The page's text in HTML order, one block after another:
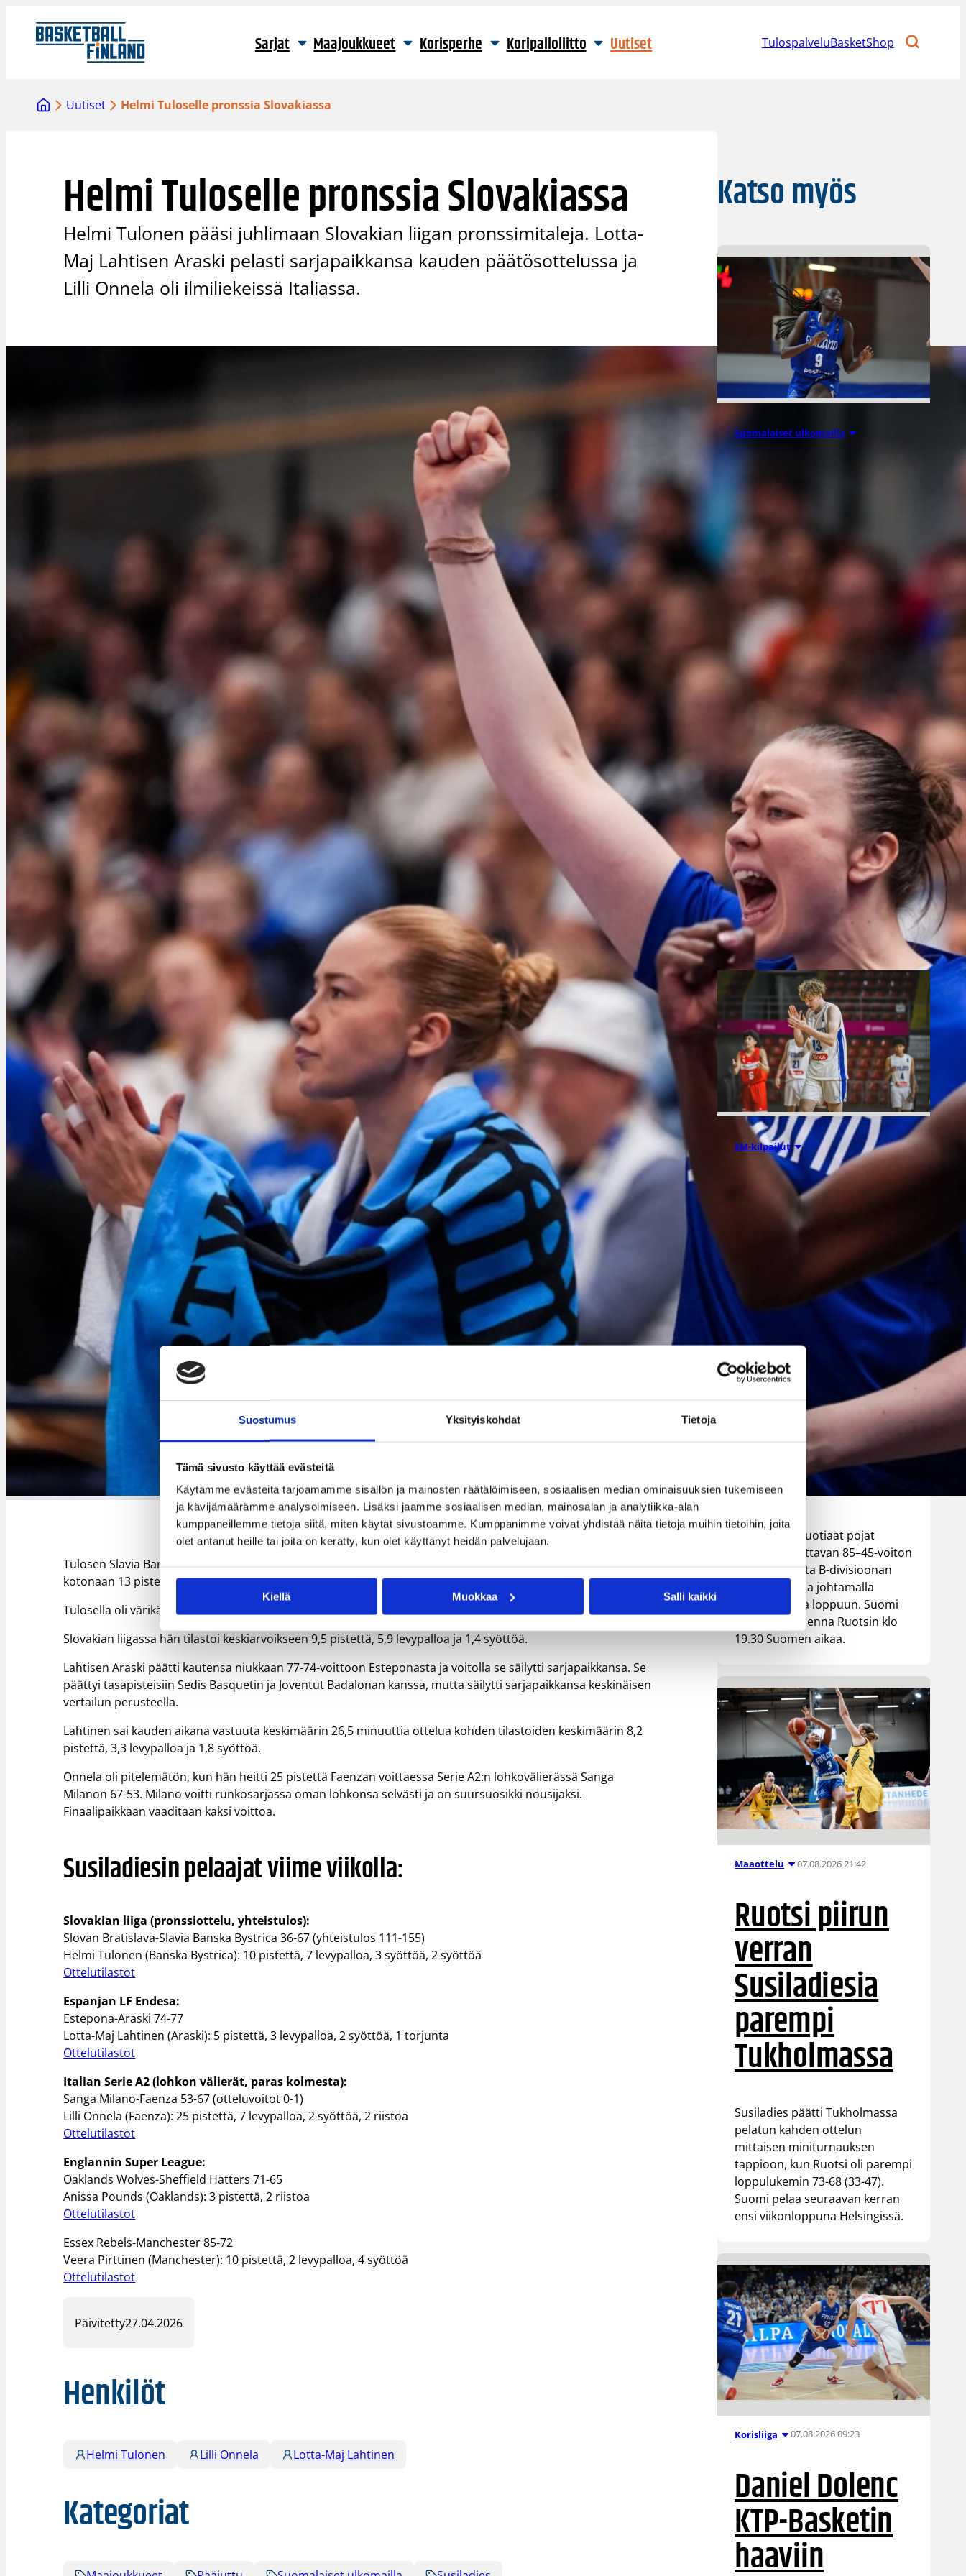
Suostumus Yksityiskohdat Tietoja
Tämä sivusto käyttää evästeitä
Käytämme evästeitä tarjoamamme sisällön ja mainosten räätälöimiseen, sosiaalisen median ominaisuuksien tukemiseen
ja kävijämäärämme analysoimiseen. Lisäksi jaamme sosiaalisen median, mainosalan ja analytiikka-alan
kumppaneillemme tietoja siitä, miten käytät sivustoamme. Kumppanimme voivat yhdistää näitä tietoja muihin tietoihin, joita
olet antanut heille tai joita on kerätty, kun olet käyttänyt heidän palvelujaan.
Kiellä Muokkaa Salli kaikki
sisältöön
Sarjat Maajoukkueet Korisperhe Koripalloliitto Uutiset TulospalveluBasketShop
Uutiset Helmi Tuloselle pronssia Slovakiassa
Helmi Tuloselle pronssia Slovakiassa
Helmi Tulonen pääsi juhlimaan Slovakian liigan pronssimitaleja. Lotta-
Maj Lahtisen Araski pelasti sarjapaikkansa kauden päätösottelussa ja
Lilli Onnela oli ilmiliekeissä Italiassa.
Tulosen Slavia Banska Bystricalla oli jo vankka ote pronssimitaliin sen voitettua ensimmäisen osaottelun
kotonaan 13 pisteen erolla. Se sinetöi mitalin ottamalla selvän 67-36-voiton Slovan Bratislavasta.
Tulosella oli värikäs kausi, joka alkoi Unkarissa, jatkui Espanjassa ja päättyi Slovakiassa.
Slovakian liigassa hän tilastoi keskiarvoikseen 9,5 pistettä, 5,9 levypalloa ja 1,4 syöttöä.
Lahtisen Araski päätti kautensa niukkaan 77-74-voittoon Esteponasta ja voitolla se säilytti sarjapaikkansa. Se
päättyi tasapisteisiin Sedis Basquetin ja Joventut Badalonan kanssa, mutta säilytti sarjapaikkansa keskinäisen
vertailun perusteella.
Lahtinen sai kauden aikana vastuuta keskimäärin 26,5 minuuttia ottelua kohden tilastoiden keskimäärin 8,2
pistettä, 3,3 levypalloa ja 1,8 syöttöä.
Onnela oli pitelemätön, kun hän heitti 25 pistettä Faenzan voittaessa Serie A2:n lohkovälierässä Sanga
Milanon 67-53. Milano voitti runkosarjassa oman lohkonsa selvästi ja on suursuosikki nousijaksi.
Finaalipaikkaan vaaditaan kaksi voittoa.
Susiladiesin pelaajat viime viikolla:
Slovakian liiga (pronssiottelu, yhteistulos):
Slovan Bratislava-Slavia Banska Bystrica 36-67 (yhteistulos 111-155)
Helmi Tulonen (Banska Bystrica): 10 pistettä, 7 levypalloa, 3 syöttöä, 2 syöttöä
Ottelutilastot
Espanjan LF Endesa:
Estepona-Araski 74-77
Lotta-Maj Lahtinen (Araski): 5 pistettä, 3 levypalloa, 2 syöttöä, 1 torjunta
Ottelutilastot
Italian Serie A2 (lohkon välierät, paras kolmesta):
Sanga Milano-Faenza 53-67 (otteluvoitot 0-1)
Lilli Onnela (Faenza): 25 pistettä, 7 levypalloa, 2 syöttöä, 2 riistoa
Ottelutilastot
Englannin Super League:
Oaklands Wolves-Sheffield Hatters 71-65
Anissa Pounds (Oaklands): 3 pistettä, 2 riistoa
Ottelutilastot
Essex Rebels-Manchester 85-72
Veera Pirttinen (Manchester): 10 pistettä, 2 levypalloa, 4 syöttöä
Ottelutilastot
Päivitetty27.04.2026
Henkilöt
Helmi Tulonen Lilli Onnela Lotta-Maj Lahtinen
Kategoriat
Katso myös
Suomalaiset ulkomailla
Wingsille
tappio
Valkyriesia
vastaan –
Kuier neljä
pistettä ja
kaksi
torjuntaa
WNBA:ssa Dallas Wings kärsi
tappion, kun Golden State
Valkyries oli parempi
loppulukemin 94-76 (44-36).
Awak Kuier tilastoi vaihdoissa
yhdeksässä ja puolessa
minuutissa neljä pistettä, yhden
levypallon ja kaksi torjuntaa.
EM-kilpailut 08.08.2026 00:37
Suomen 16-
vuotiaat pojat
voittivat
Luxemburgin
– EM-kisojen
voittotili
aukesi
vakuuttavalla
pelillä
Suomen 16-vuotiaat pojat
ottivat vakuuttavan 85–45-voiton
Luxemburgista B-divisioonan
EM-kilpailuissa johtamalla
ottelua alusta loppuun. Suomi
kohtaa huomenna Ruotsin klo
19.30 Suomen aikaa.
Maaottelu 07.08.2026 21:42
Ruotsi piirun
verran
Susiladiesia
parempi
Tukholmassa
Susiladies päätti Tukholmassa
pelatun kahden ottelun
mittaisen miniturnauksen
tappioon, kun Ruotsi oli parempi
loppulukemin 73-68 (33-47).
Suomi pelaa seuraavan kerran
ensi viikonloppuna Helsingissä.
Korisliiga 07.08.2026 09:23
Daniel Dolenc
KTP-Basketin
haaviin